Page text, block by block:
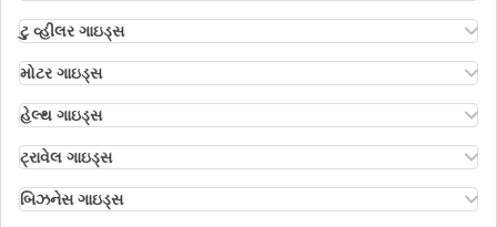
હેલ્થ ઈન્સ્યુરન્સમાં પ્રી અને પોસ્ટ
હોસ્પિટલાઈઝેશન
ટુ વ્હીલર ગાઇડ્સ
એથર એનર્જી બાઇક ઇન્શ્યોરન્સ
હીરો એચએફ ડિલક્સ ઇન્શ્યોરન્સ
રોયલ એનફિલ્ડ ક્લાસિક ઇન્શ્યોરન્સ
હોન્ડા બાઇક ઇન્શ્યોરન્સ
બાઇક ઇન્શ્યોરન્સ રિન્યુઅલ
બાઇક ઇન્શ્યોરન્સ ફોર થ્રી યર્સ
કોમ્પ્રિહેન્સિવ એન્ડ થર્ડ-પાર્ટી બાઇક ઇન્શ્યોરન્સ
મોટર ગાઇડ્સ
ટાઇપ્સ ઑફ મોટર ઇન્શ્યોરન્સ
રોડસાઇડ અસિસ્ટન્સ કવર
પી.એ. કવર ઇન મોટર ઇન્શ્યોરન્સ
થર્ડ પાર્ટી ઇન્શ્યોરન્સ કેવી રીતે ક્લેમ કરવો
ઇન્ડિયન મોટર વ્હીકલ એક્ટ 1988
હેલ્થ ગાઇડ્સ
હેલ્થ ઇન્શ્યોરન્સ ફોર એનઆરઆઈ પેરેન્ટ્સ
ઇન્ડિવિજુઅલ હેલ્થ ઇન્શ્યોરન્સ
ડાયાબિટીસ હેલ્થ ઇન્શ્યોરન્સ
ટ્રાવેલ ગાઇડ્સ
ટ્રાવેલ ઇન્શ્યોરન્સ ફોર સિનિયર સિટિઝન્સ
બિઝનેસ ગાઇડ્સ